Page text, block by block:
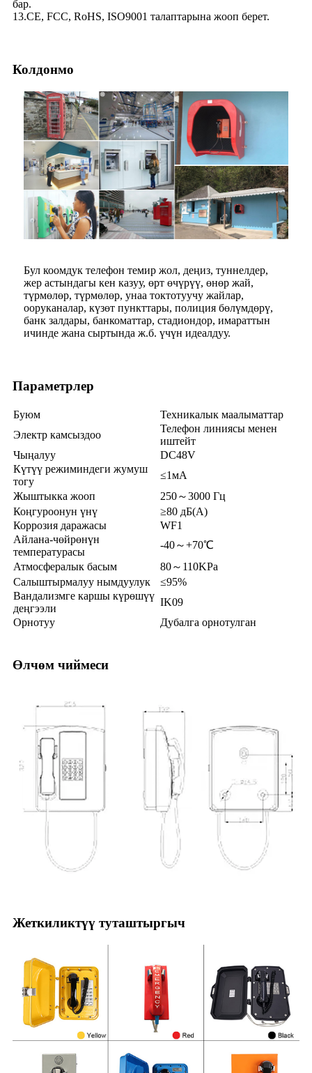
бар.
13.CE, FCC, RoHS, ISO9001 талаптарына жооп берет.
Колдонмо
Бул коомдук телефон темир жол, деңиз, туннелдер,
жер астындагы кен казуу, өрт өчүрүү, өнөр жай,
түрмөлөр, түрмөлөр, унаа токтотуучу жайлар,
ооруканалар, күзөт пункттары, полиция бөлүмдөрү,
банк залдары, банкоматтар, стадиондор, имараттын
ичинде жана сыртында ж.б. үчүн идеалдуу.
Параметрлер
Буюм
Техникалык маалыматтар
Электр камсыздоо
Телефон линиясы менен
иштейт
Чыңалуу
DC48V
Күтүү режиминдеги жумуш
тогу
≤1мА
Жыштыкка жооп
250～3000 Гц
Коңгуроонун үнү
≥80 дБ(А)
Коррозия даражасы
WF1
Айлана-чөйрөнүн
температурасы
-40～+70℃
Атмосфералык басым
80～110KPa
Салыштырмалуу нымдуулук
≤95%
Вандализмге каршы күрөшүү
деңгээли
IK09
Орнотуу
Дубалга орнотулган
Өлчөм чиймеси
Жеткиликтүү туташтыргыч